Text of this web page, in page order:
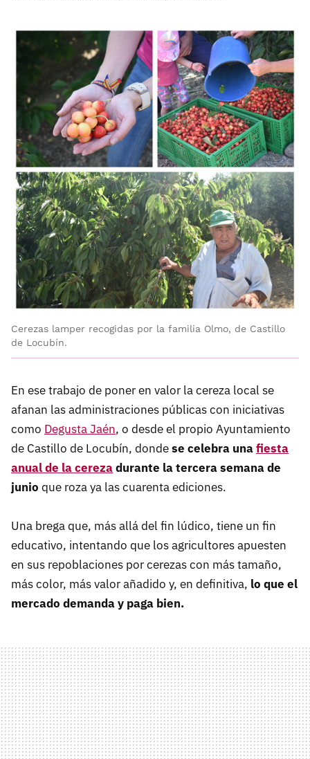
Cerezas lamper recogidas por la familia Olmo, de Castillo
de Locubín.
En ese trabajo de poner en valor la cereza local se
afanan las administraciones públicas con iniciativas
como Degusta Jaén, o desde el propio Ayuntamiento
de Castillo de Locubín, dondese celebra unafiesta
anual de la cerezadurante la tercera semana de
junio que roza ya las cuarenta ediciones.
Una brega que, más allá del fin lúdico, tiene un fin
educativo, intentando que los agricultores apuesten
en sus repoblaciones por cerezas con más tamaño,
más color, más valor añadido y, en definitiva, lo que el
mercado demanda y paga bien.